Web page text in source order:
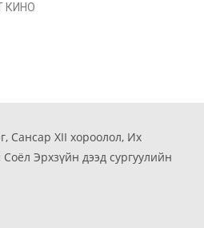
КИНО
Сансар XII хороолол, Их
Эрхзүйн дээд сургуулийн